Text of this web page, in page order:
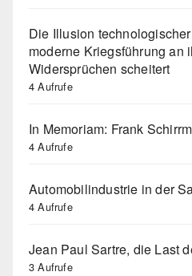
Die Illusion
moderne Kriegsführung an
Widersprüchen scheitert
4 Aufrufe
In Memoriam: Frank
4 Aufrufe
Automobilindustrie in der
4 Aufrufe
Jean Paul Sartre, die Last
3 Aufrufe